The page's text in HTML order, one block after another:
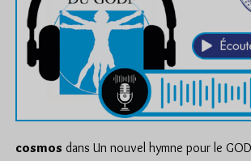
cosmos dans Un nouvel hymne pour le